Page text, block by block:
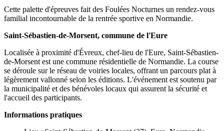
Cette palette d'épreuves fait des Foulées Nocturnes un rendez-vous
familial incontournable de la rentrée sportive en Normandie.
Saint-Sébastien-de-Morsent, commune de l'Eure
Localisée à proximité d'Évreux, chef-lieu de l'Eure, Saint-Sébastien-
de-Morsent est une commune résidentielle de Normandie. La course
se déroule sur le réseau de voiries locales, offrant un parcours plat à
légèrement vallonné selon les éditions. L'événement est soutenu par
la municipalité et des bénévoles locaux qui assurent la sécurité et
l'accueil des participants.
Informations pratiques